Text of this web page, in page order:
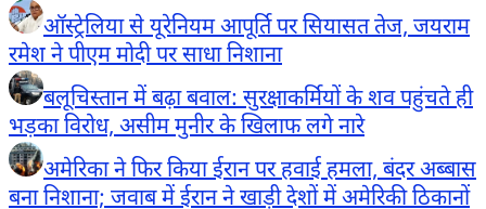
ऑस्ट्रेलिया से यूरेनियम आपूर्ति पर सियासत तेज, जयराम
रमेश ने पीएम मोदी पर साधा निशाना
बलूचिस्तान में बढ़ा बवाल: सुरक्षाकर्मियों के शव पहुंचते ही
भड़का विरोध, असीम मुनीर के खिलाफ लगे नारे
अमेरिका ने फिर किया ईरान पर हवाई हमला, बंदर अब्बास
बना निशाना; जवाब में ईरान ने खाड़ी देशों में अमेरिकी ठिकानों